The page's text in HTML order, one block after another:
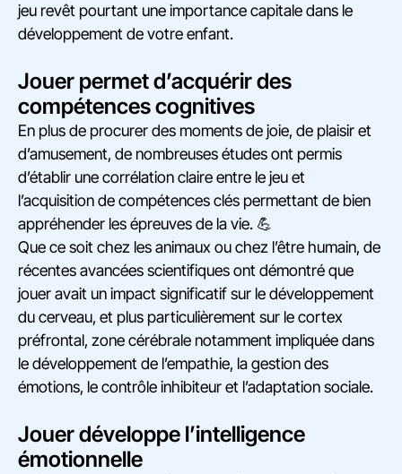
jeu revêt pourtant une importance capitale dans le
développement de votre enfant.
Jouer permet d’acquérir des
compétences cognitives
En plus de procurer des moments de joie, de plaisir et
d’amusement, de nombreuses études ont permis
d’établir une corrélation claire entre le jeu et
l’acquisition de compétences clés permettant de bien
appréhender les épreuves de la vie. 💪
Que ce soit chez les animaux ou chez l’être humain, de
récentes avancées scientifiques ont démontré que
jouer avait un impact significatif sur le développement
du cerveau, et plus particulièrement sur le cortex
préfrontal, zone cérébrale notamment impliquée dans
le développement de l’empathie, la gestion des
émotions, le contrôle inhibiteur et l’adaptation sociale.
Jouer développe l’intelligence
émotionnelle